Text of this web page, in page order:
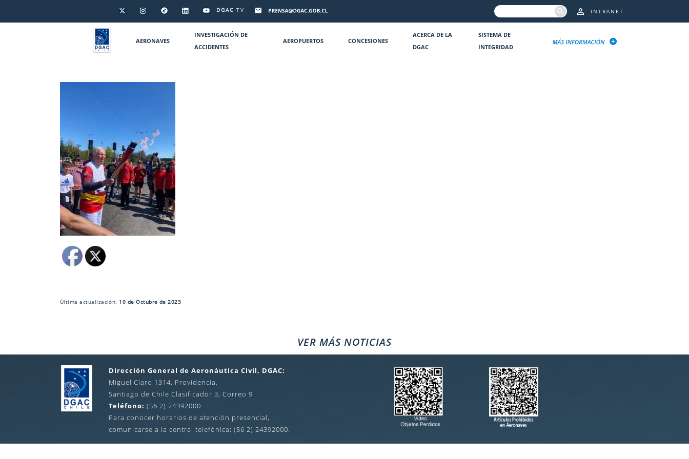
DGAC TV INTRANET
AERONAVES
INVESTIGACIÓN DE
ACCIDENTES
AEROPUERTOS CONCESIONES
ACERCA DE LA
DGAC
SISTEMA DE
INTEGRIDAD
Última actualización: 10 de Octubre de 2023
VER MÁS NOTICIAS
Dirección General de Aeronáutica Civil, DGAC:
Miguel Claro 1314, Providencia,
Santiago de Chile Clasificador 3, Correo 9
Teléfono: (56 2) 24392000
Para conocer horarios de atención presencial,
comunicarse a la central telefónica: (56 2) 24392000.